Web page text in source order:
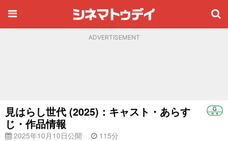
ADVERTISEMENT
見はらし世代 (2025)：キャスト・あらす
じ・作品情報
2025年10月10日公開 115分